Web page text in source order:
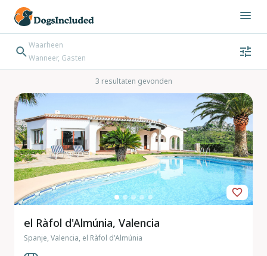
Waarheen
Wanneer, Gasten
Bestemming zoeken
Inchecken → Uitchecken3 resultaten gevonden
el Ràfol d'Almúnia, Valencia
Spanje, Valencia, el Ràfol d'Almúnia